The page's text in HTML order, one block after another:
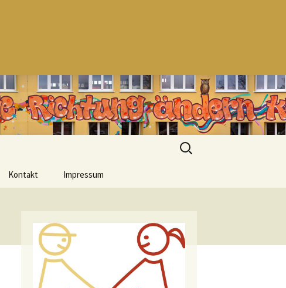
Kontakt Impressum
Urheberrecht
Haftungsausschluss
Suchen
nach: